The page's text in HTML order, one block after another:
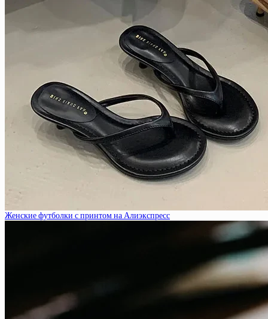
Женские футболки с принтом на Алиэкспресс